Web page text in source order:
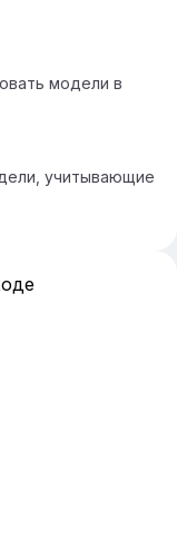
модели в
учитывающие